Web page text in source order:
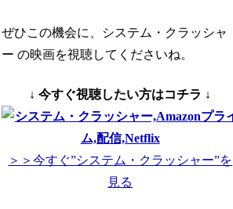
ぜひこの機会に、システム・クラッシャ
ー の映画を視聴してくださいね。
↓ 今すぐ視聴したい方はコチラ ↓
＞＞今すぐ”システム・クラッシャー”を
見る